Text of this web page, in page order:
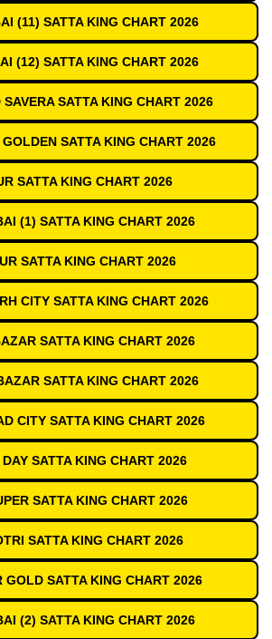
(11) SATTA KING CHART 2026
(12) SATTA KING CHART 2026
SATTA KING CHART 2026
SATTA KING CHART 2026
SATTA KING CHART 2026
(1) SATTA KING CHART 2026
SATTA KING CHART 2026
CITY SATTA KING CHART 2026
SATTA KING CHART 2026
SATTA KING CHART 2026
CITY SATTA KING CHART 2026
SATTA KING CHART 2026
SATTA KING CHART 2026
SATTA KING CHART 2026
GOLD SATTA KING CHART 2026
(2) SATTA KING CHART 2026